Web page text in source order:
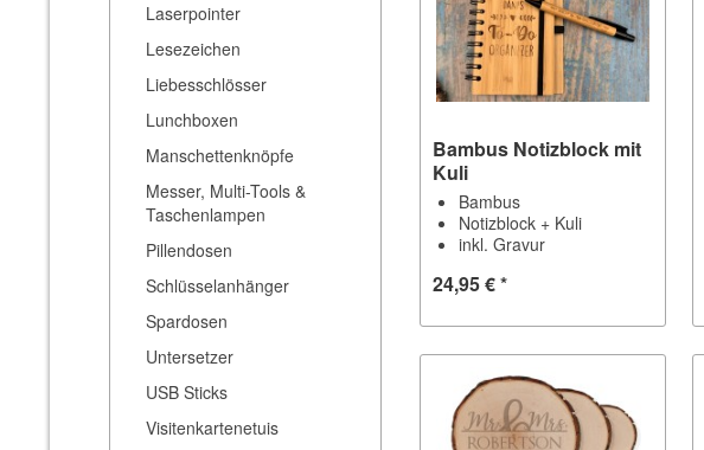
Laserpointer
Lesezeichen
Liebesschlösser
Lunchboxen
Manschettenknöpfe
Messer, Multi-Tools &
Taschenlampen
Pillendosen
Schlüsselanhänger
Spardosen
Untersetzer
USB Sticks
Visitenkartenetuis
Bambus Notizblock mit
Kuli
Bambus
Notizblock + Kuli
inkl. Gravur
24,95 € *